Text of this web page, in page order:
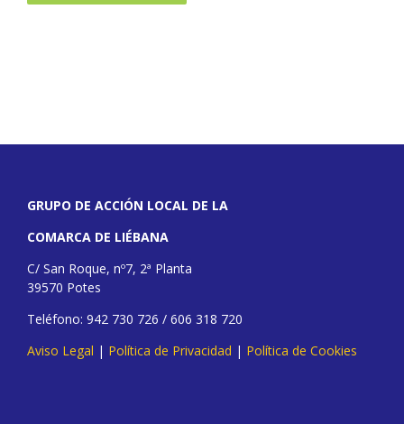
GRUPO DE ACCIÓN LOCAL DE LA
COMARCA DE LIÉBANA
C/ San Roque, nº7, 2ª Planta
39570 Potes
Teléfono: 942 730 726 / 606 318 720
Aviso Legal | Política de Privacidad | Política de Cookies